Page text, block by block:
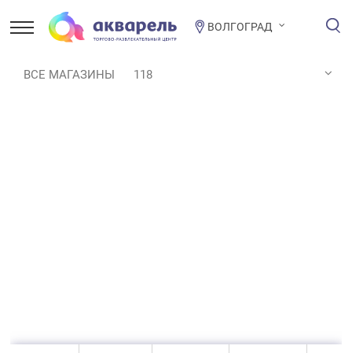
ВОЛГОГРАД
ВСЕ МАГАЗИНЫ 118